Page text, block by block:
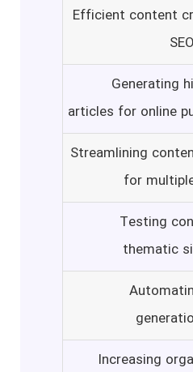
Efficient content
Generating
articles for online
Streamlining
for
Testing
thematic
Increasing